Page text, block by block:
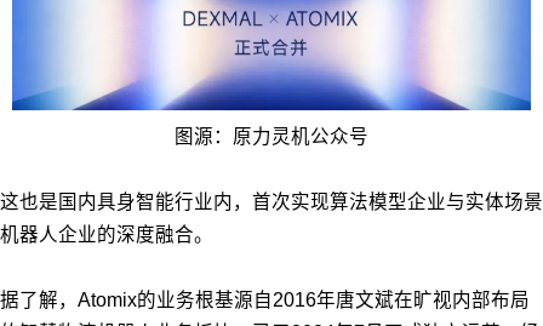
图源：原力灵机公众号
这也是国内具身智能行业内，首次实现算法模型企业与实体场景
机器人企业的深度融合。
据了解，Atomix的业务根基源自2016年唐文斌在旷视内部布局